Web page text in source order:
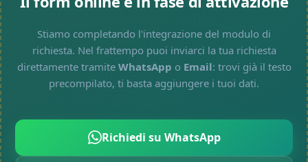
Stiamo completando l'integrazione del modulo di
richiesta. Nel frattempo puoi inviarci la tua richiesta
direttamente tramite WhatsApp o Email: trovi già il testo
precompilato, ti basta aggiungere i tuoi dati.
Richiedi su WhatsApp